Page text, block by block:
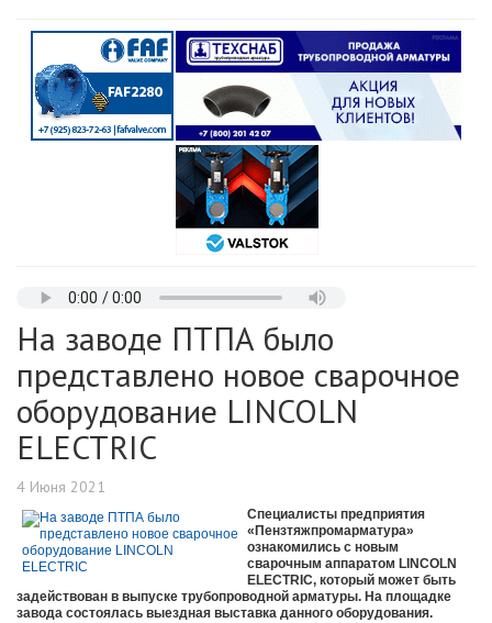
На заводе ПТПА было
представлено новое сварочное
оборудование LINCOLN
ELECTRIC
4 Июня 2021
Специалисты предприятия
«Пензтяжпромарматура»
ознакомились с новым
сварочным аппаратом LINCOLN
ELECTRIC, который может быть
задействован в выпуске трубопроводной арматуры. На площадке
завода состоялась выездная выставка данного оборудования.